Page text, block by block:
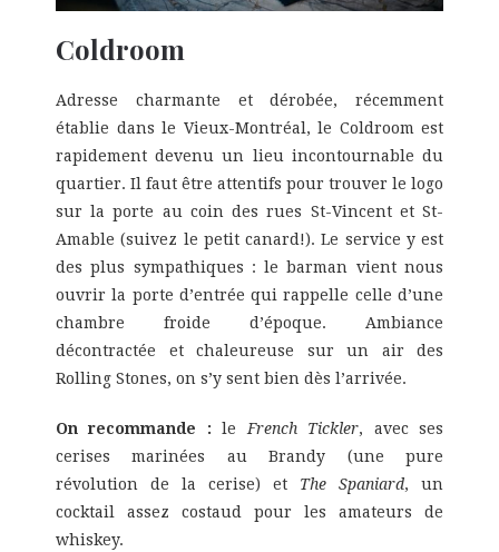
Coldroom
Adresse charmante et dérobée, récemment
établie dans le Vieux-Montréal, le Coldroom est
rapidement devenu un lieu incontournable du
quartier. Il faut être attentifs pour trouver le logo
sur la porte au coin des rues St-Vincent et St-
Amable (suivez le petit canard!). Le service y est
des plus sympathiques : le barman vient nous
ouvrir la porte d’entrée qui rappelle celle d’une
chambre froide d’époque. Ambiance
décontractée et chaleureuse sur un air des
Rolling Stones, on s’y sent bien dès l’arrivée.
On recommande : le French Tickler, avec ses
cerises marinées au Brandy (une pure
révolution de la cerise) et The Spaniard, un
cocktail assez costaud pour les amateurs de
whiskey.